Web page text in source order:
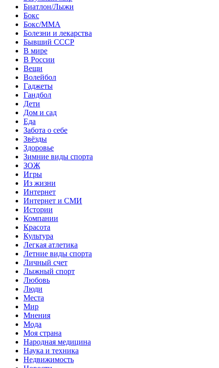
Биатлон/Лыжи
Бокс
Бокс/MMA
Болезни и лекарства
Бывший СССР
В мире
В России
Вещи
Волейбол
Гаджеты
Гандбол
Дети
Дом и сад
Еда
Забота о себе
Звёзды
Здоровье
Зимние виды спорта
ЗОЖ
Игры
Из жизни
Интернет
Интернет и СМИ
Истории
Компании
Красота
Культура
Легкая атлетика
Летние виды спорта
Личный счет
Лыжный спорт
Любовь
Люди
Места
Мир
Мнения
Мода
Моя страна
Народная медицина
Наука и техника
Недвижимость